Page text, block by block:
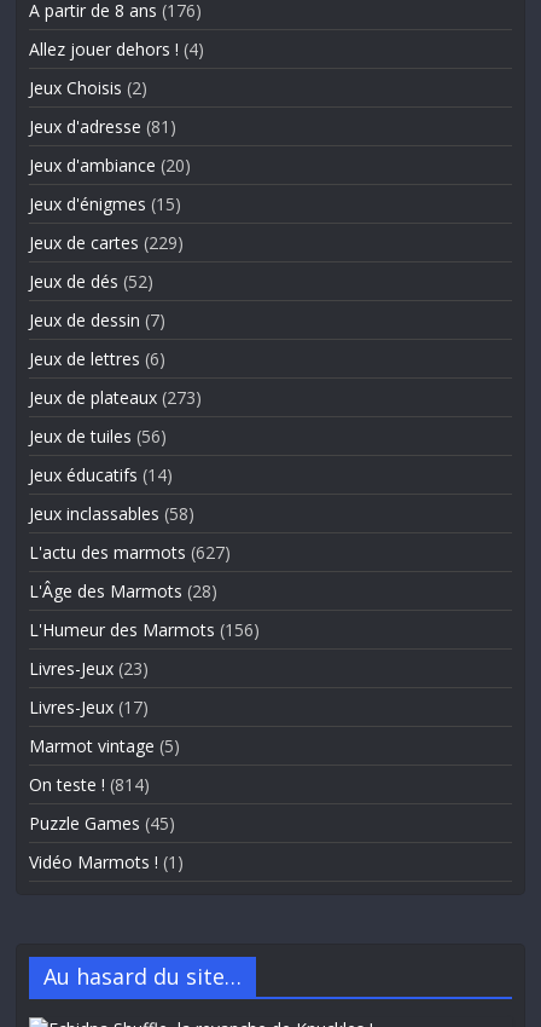
A partir de 8 ans (176)
Allez jouer dehors ! (4)
Jeux Choisis (2)
Jeux d'adresse (81)
Jeux d'ambiance (20)
Jeux d'énigmes (15)
Jeux de cartes (229)
Jeux de dés (52)
Jeux de dessin (7)
Jeux de lettres (6)
Jeux de plateaux (273)
Jeux de tuiles (56)
Jeux éducatifs (14)
Jeux inclassables (58)
L'actu des marmots (627)
L'Âge des Marmots (28)
L'Humeur des Marmots (156)
Livres-Jeux (23)
Livres-Jeux (17)
Marmot vintage (5)
On teste ! (814)
Puzzle Games (45)
Vidéo Marmots ! (1)
Au hasard du site…